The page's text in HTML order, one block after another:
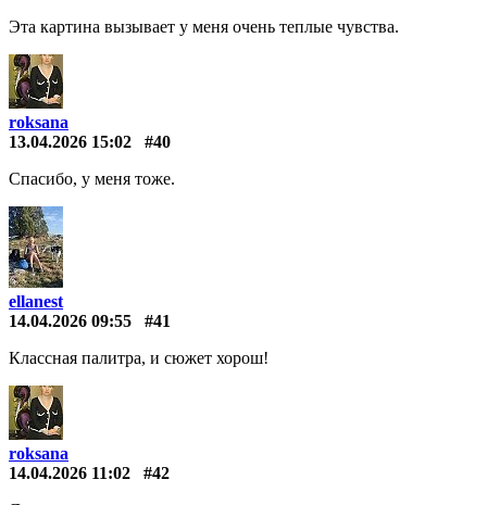
Эта картина вызывает у меня очень теплые чувства.
roksana
13.04.2026 15:02
#40
Спасибо, у меня тоже.
ellanest
14.04.2026 09:55
#41
Классная палитра, и сюжет хорош!
roksana
14.04.2026 11:02
#42